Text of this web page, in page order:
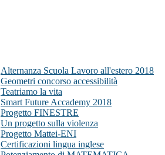
Alternanza Scuola Lavoro all'estero 2018
Geometri concorso accessibilità
Teatriamo la vita
Smart Future Accademy 2018
Progetto FINESTRE
Un progetto sulla violenza
Progetto Mattei-ENI
Certificazioni lingua inglese